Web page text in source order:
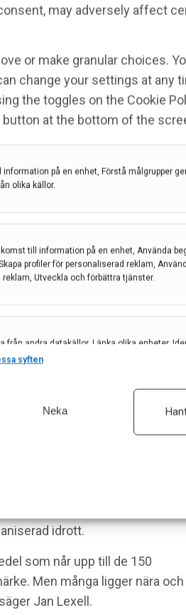
may adversely affect
or make granular choices.
change your settings at any
the toggles on the Cookie
at the bottom of the
på en enhet, Förstå målgrupper
olika källor.
till information på en enhet, Använda
profiler för personaliserad reklam,
Utveckla och förbättra tjänster.
från andra datakällor, Länka olika enheter,
automatiskt.
syften
Neka
Kennet Ruona.
aktivitet och stillasittande,
Riktlinjerna anger
rätt utfört är säkert och kan
att personer med
än personer utan
idrott.
som når upp till de 150
Men många ligger nära och
Jan Lexell.